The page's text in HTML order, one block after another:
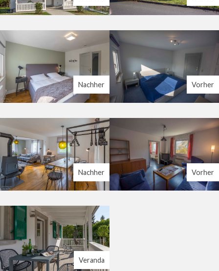
Nachher Vorher
Nachher Vorher
Veranda